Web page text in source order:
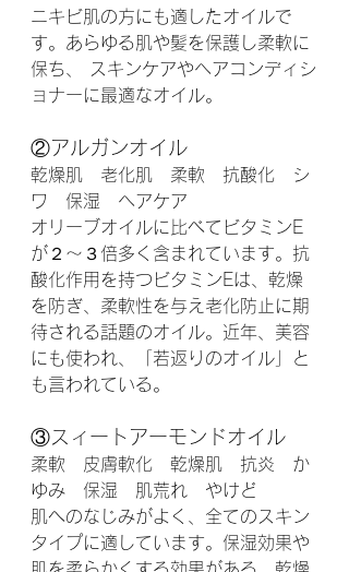
ニキビ肌の方にも適したオイルで
す。あらゆる肌や髪を保護し柔軟に
保ち、 スキンケアやヘアコンディシ
ョナーに最適なオイル。
②アルガンオイル
乾燥肌　老化肌　柔軟　抗酸化　シ
ワ　保湿　ヘアケア
オリーブオイルに比べてビタミンE
が２～３倍多く含まれています。抗
酸化作用を持つビタミンEは、乾燥
を防ぎ、柔軟性を与え老化防止に期
待される話題のオイル。近年、美容
にも使われ、「若返りのオイル」と
も言われている。
③スィートアーモンドオイル
柔軟　皮膚軟化　乾燥肌　抗炎　か
ゆみ　保湿　肌荒れ　やけど
肌へのなじみがよく、全てのスキン
タイプに適しています。保湿効果や